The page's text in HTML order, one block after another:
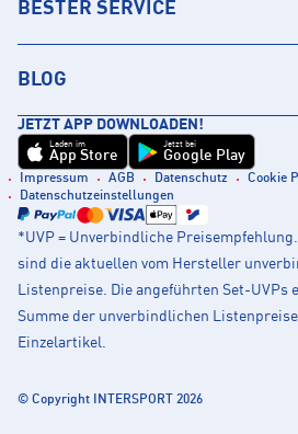
BESTER SERVICE
BLOG
JETZT APP DOWNLOADEN!
Laden im
App Store
Jetzt bei
Google Play
Impressum AGB Datenschutz
Cookie
Datenschutzeinstellungen
*UVP = Unverbindliche
sind die aktuellen vom Hersteller
Listenpreise. Die angeführten Set-UVPs
Summe der unverbindlichen
Einzelartikel.
© Copyright INTERSPORT 2026